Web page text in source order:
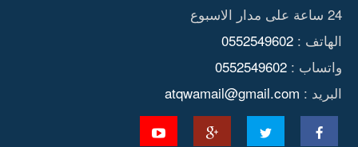
24 ساعة على مدار الاسبوع
الهاتف : 0552549602
واتساب : 0552549602
البريد : atqwamail@gmail.com